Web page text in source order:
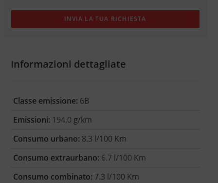
Informazioni dettagliate
Classe emissione: 6B
Emissioni: 194.0 g/km
Consumo urbano: 8.3 l/100 Km
Consumo extraurbano: 6.7 l/100 Km
Consumo combinato: 7.3 l/100 Km